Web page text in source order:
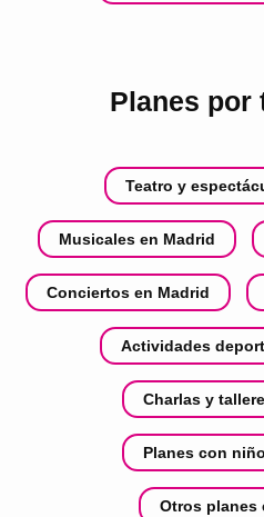
Planes por
Teatro y
Musicales en Madrid
Conciertos en Madrid
Actividades
Charlas y
Planes con
Otros planes